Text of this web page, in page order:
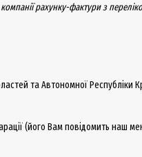
рахунку-фактури з
та Автономної Республіки
(його Вам повідомить наш